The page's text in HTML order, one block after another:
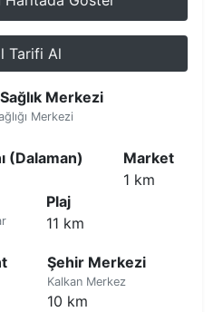
Tarifi Al
Merkezi
Merkezi
(Dalaman)
Market
1 km
Plaj
11 km
Şehir Merkezi
Kalkan Merkez
10 km